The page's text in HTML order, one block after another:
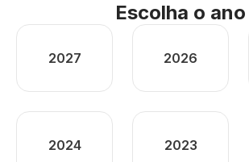
Escolha o ano
2027 2026
2024 2023